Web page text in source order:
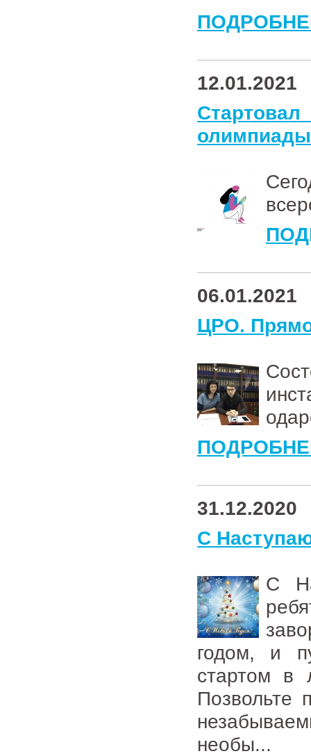
12.01.2021
06.01.2021
ЦРО.
31.12.2020
С
С
годом, и
стартом в
Позвольте
необы...